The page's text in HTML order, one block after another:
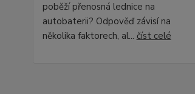
poběží přenosná lednice na
autobaterii? Odpověď závisí na
několika faktorech, al... číst celé